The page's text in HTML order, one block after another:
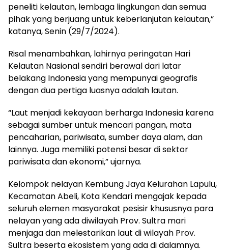
peneliti kelautan, lembaga lingkungan dan semua
pihak yang berjuang untuk keberlanjutan kelautan,”
katanya, Senin (29/7/2024).
Risal menambahkan, lahirnya peringatan Hari
Kelautan Nasional sendiri berawal dari latar
belakang Indonesia yang mempunyai geografis
dengan dua pertiga luasnya adalah lautan.
“Laut menjadi kekayaan berharga Indonesia karena
sebagai sumber untuk mencari pangan, mata
pencaharian, pariwisata, sumber daya alam, dan
lainnya. Juga memiliki potensi besar di sektor
pariwisata dan ekonomi,” ujarnya.
Kelompok nelayan Kembung Jaya Kelurahan Lapulu,
Kecamatan Abeli, Kota Kendari mengajak kepada
seluruh elemen masyarakat pesisir khususnya para
nelayan yang ada diwilayah Prov. Sultra mari
menjaga dan melestarikan laut di wilayah Prov.
Sultra beserta ekosistem yang ada di dalamnya.